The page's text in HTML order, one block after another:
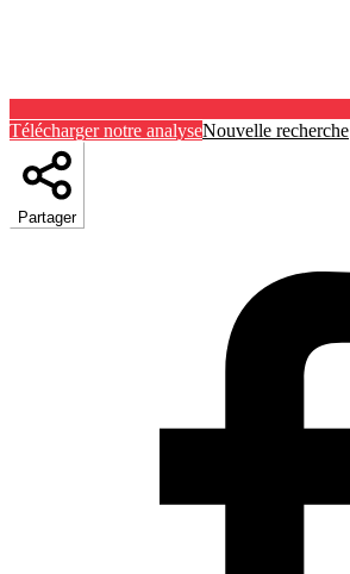
Télécharger notre analyseNouvelle recherche
Partager